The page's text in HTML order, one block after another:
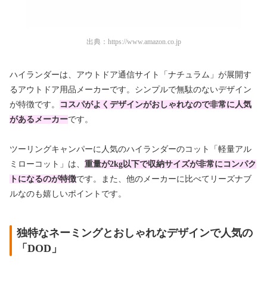
出典： https://www.amazon.co.jp
ハイランダーは、アウトドア通信サイト「ナチュラム」が展開す
るアウトドア用品メーカーです。シンプルで無駄のないデザイン
が特徴です。
コスパがよくデザインがおしゃれなので非常に人気
があるメーカーです。
ツーリングキャンパーに人気のハイランダーのコット「軽量アル
ミローコット」は、 重量が2kg以下で収納サイズが非常にコンパク
トになるのが特徴です。また、他のメーカーに比べてリーズナブ
ルなのも嬉しいポイントです。
独特なネーミングとおしゃれなデザインで人気の
「DOD」